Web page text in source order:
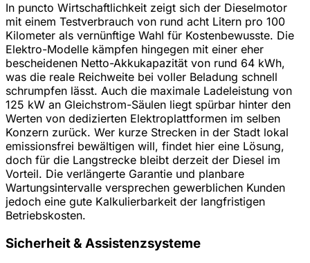
In puncto Wirtschaftlichkeit zeigt sich der Dieselmotor
mit einem Testverbrauch von rund acht Litern pro 100
Kilometer als vernünftige Wahl für Kostenbewusste. Die
Elektro-Modelle kämpfen hingegen mit einer eher
bescheidenen Netto-Akkukapazität von rund 64 kWh,
was die reale Reichweite bei voller Beladung schnell
schrumpfen lässt. Auch die maximale Ladeleistung von
125 kW an Gleichstrom-Säulen liegt spürbar hinter den
Werten von dedizierten Elektroplattformen im selben
Konzern zurück. Wer kurze Strecken in der Stadt lokal
emissionsfrei bewältigen will, findet hier eine Lösung,
doch für die Langstrecke bleibt derzeit der Diesel im
Vorteil. Die verlängerte Garantie und planbare
Wartungsintervalle versprechen gewerblichen Kunden
jedoch eine gute Kalkulierbarkeit der langfristigen
Betriebskosten.
Sicherheit & Assistenzsysteme